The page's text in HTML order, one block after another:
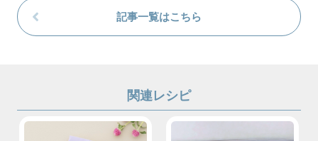
記事一覧はこちら
関連レシピ